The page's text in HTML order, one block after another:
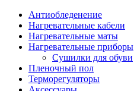
Антиобледенение
Нагревательные кабели
Нагревательные маты
Нагревательные приборы
Сушилки для обуви
Пленочный пол
Терморегуляторы